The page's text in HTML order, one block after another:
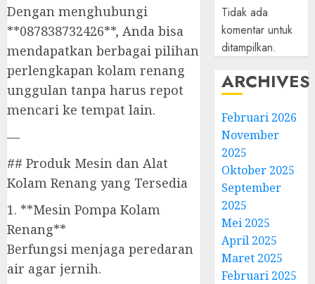
Dengan menghubungi
**087838732426**, Anda bisa
mendapatkan berbagai pilihan
perlengkapan kolam renang
unggulan tanpa harus repot
mencari ke tempat lain.
—
## Produk Mesin dan Alat
Kolam Renang yang Tersedia
1. **Mesin Pompa Kolam
Renang**
Berfungsi menjaga peredaran
air agar jernih.
Tidak ada
komentar untuk
ditampilkan.
ARCHIVES
Februari 2026
November
2025
Oktober 2025
September
2025
Mei 2025
April 2025
Maret 2025
Februari 2025